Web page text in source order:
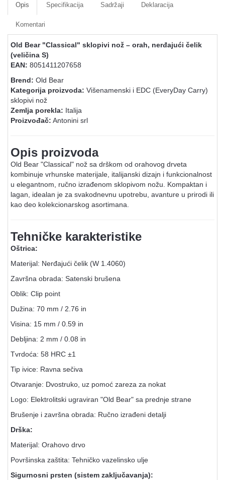
Opis Specifikacija Sadržaji Deklaracija
Komentari
Old Bear "Classical" sklopivi nož – orah, nerđajući čelik
(veličina S)
EAN: 8051411207658
Brend: Old Bear
Kategorija proizvoda: Višenamenski i EDC (EveryDay Carry)
sklopivi nož
Zemlja porekla: Italija
Proizvođač: Antonini srl
Opis proizvoda
Old Bear "Classical" nož sa drškom od orahovog drveta
kombinuje vrhunske materijale, italijanski dizajn i funkcionalnost
u elegantnom, ručno izrađenom sklopivom nožu. Kompaktan i
lagan, idealan je za svakodnevnu upotrebu, avanture u prirodi ili
kao deo kolekcionarskog asortimana.
Tehničke karakteristike
Oštrica:
Materijal: Nerđajući čelik (W 1.4060)
Završna obrada: Satenski brušena
Oblik: Clip point
Dužina: 70 mm / 2.76 in
Visina: 15 mm / 0.59 in
Debljina: 2 mm / 0.08 in
Tvrdoća: 58 HRC ±1
Tip ivice: Ravna sečiva
Otvaranje: Dvostruko, uz pomoć zareza za nokat
Logo: Elektrolitski ugraviran "Old Bear" sa prednje strane
Brušenje i završna obrada: Ručno izrađeni detalji
Drška:
Materijal: Orahovo drvo
Površinska zaštita: Tehničko vazelinsko ulje
Sigurnosni prsten (sistem zaključavanja):